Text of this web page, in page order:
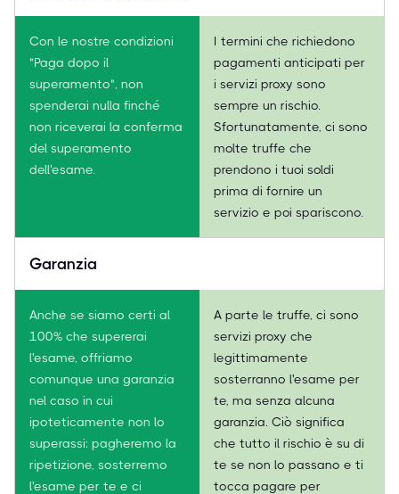
Con le nostre condizioni
"Paga dopo il
superamento", non
spenderai nulla finché
non riceverai la conferma
del superamento
dell'esame.
I termini che richiedono
pagamenti anticipati per
i servizi proxy sono
sempre un rischio.
Sfortunatamente, ci sono
molte truffe che
prendono i tuoi soldi
prima di fornire un
servizio e poi spariscono.
Garanzia
Anche se siamo certi al
100% che supererai
l'esame, offriamo
comunque una garanzia
nel caso in cui
ipoteticamente non lo
superassi: pagheremo la
ripetizione, sosterremo
l'esame per te e ci
A parte le truffe, ci sono
servizi proxy che
legittimamente
sosterranno l'esame per
te, ma senza alcuna
garanzia. Ciò significa
che tutto il rischio è su di
te se non lo passano e ti
tocca pagare per